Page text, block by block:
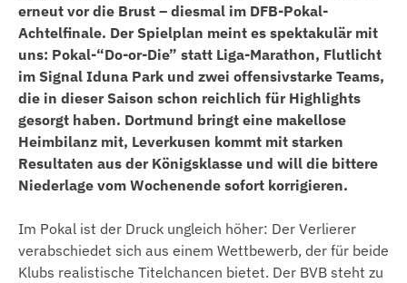
erneut vor die Brust – diesmal im DFB-Pokal-
Achtelfinale. Der Spielplan meint es spektakulär mit
uns: Pokal-“Do-or-Die” statt Liga-Marathon, Flutlicht
im Signal Iduna Park und zwei offensivstarke Teams,
die in dieser Saison schon reichlich für Highlights
gesorgt haben. Dortmund bringt eine makellose
Heimbilanz mit, Leverkusen kommt mit starken
Resultaten aus der Königsklasse und will die bittere
Niederlage vom Wochenende sofort korrigieren.
Im Pokal ist der Druck ungleich höher: Der Verlierer
verabschiedet sich aus einem Wettbewerb, der für beide
Klubs realistische Titelchancen bietet. Der BVB steht zu